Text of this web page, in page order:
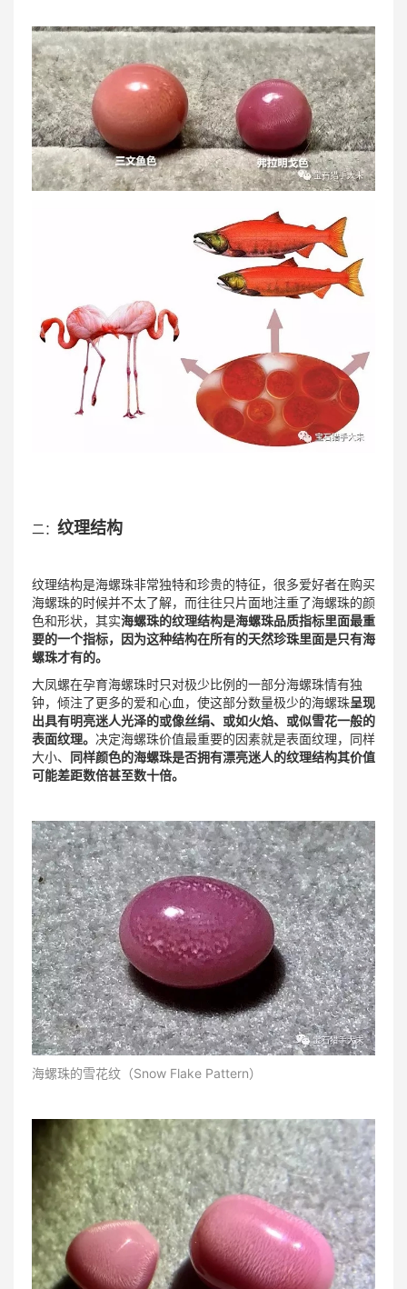
二： 纹理结构
纹理结构是海螺珠非常独特和珍贵的特征，很多爱好者在购买
海螺珠的时候并不太了解，而往往只片面地注重了海螺珠的颜
色和形状，其实海螺珠的纹理结构是海螺珠品质指标里面最重
要的一个指标，因为这种结构在所有的天然珍珠里面是只有海
螺珠才有的。
大凤螺在孕育海螺珠时只对极少比例的一部分海螺珠情有独
钟，倾注了更多的爱和心血，使这部分数量极少的海螺珠呈现
出具有明亮迷人光泽的或像丝绢、或如火焰、或似雪花一般的
表面纹理。 决定海螺珠价值最重要的因素就是表面纹理，同样
大小、 同样颜色的海螺珠是否拥有漂亮迷人的纹理结构其价值
可能差距数倍甚至数十倍。
海螺珠的雪花纹（Snow Flake Pattern）